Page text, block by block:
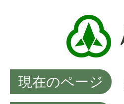
現在のページ